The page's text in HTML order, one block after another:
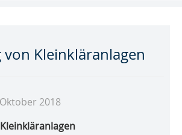
Kleinkläranlagen
2018